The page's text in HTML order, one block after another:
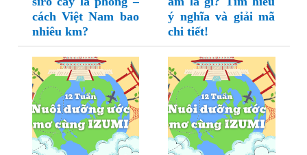
cách Việt Nam bao
nhiêu km?
ý nghĩa và giải mã
chi tiết!